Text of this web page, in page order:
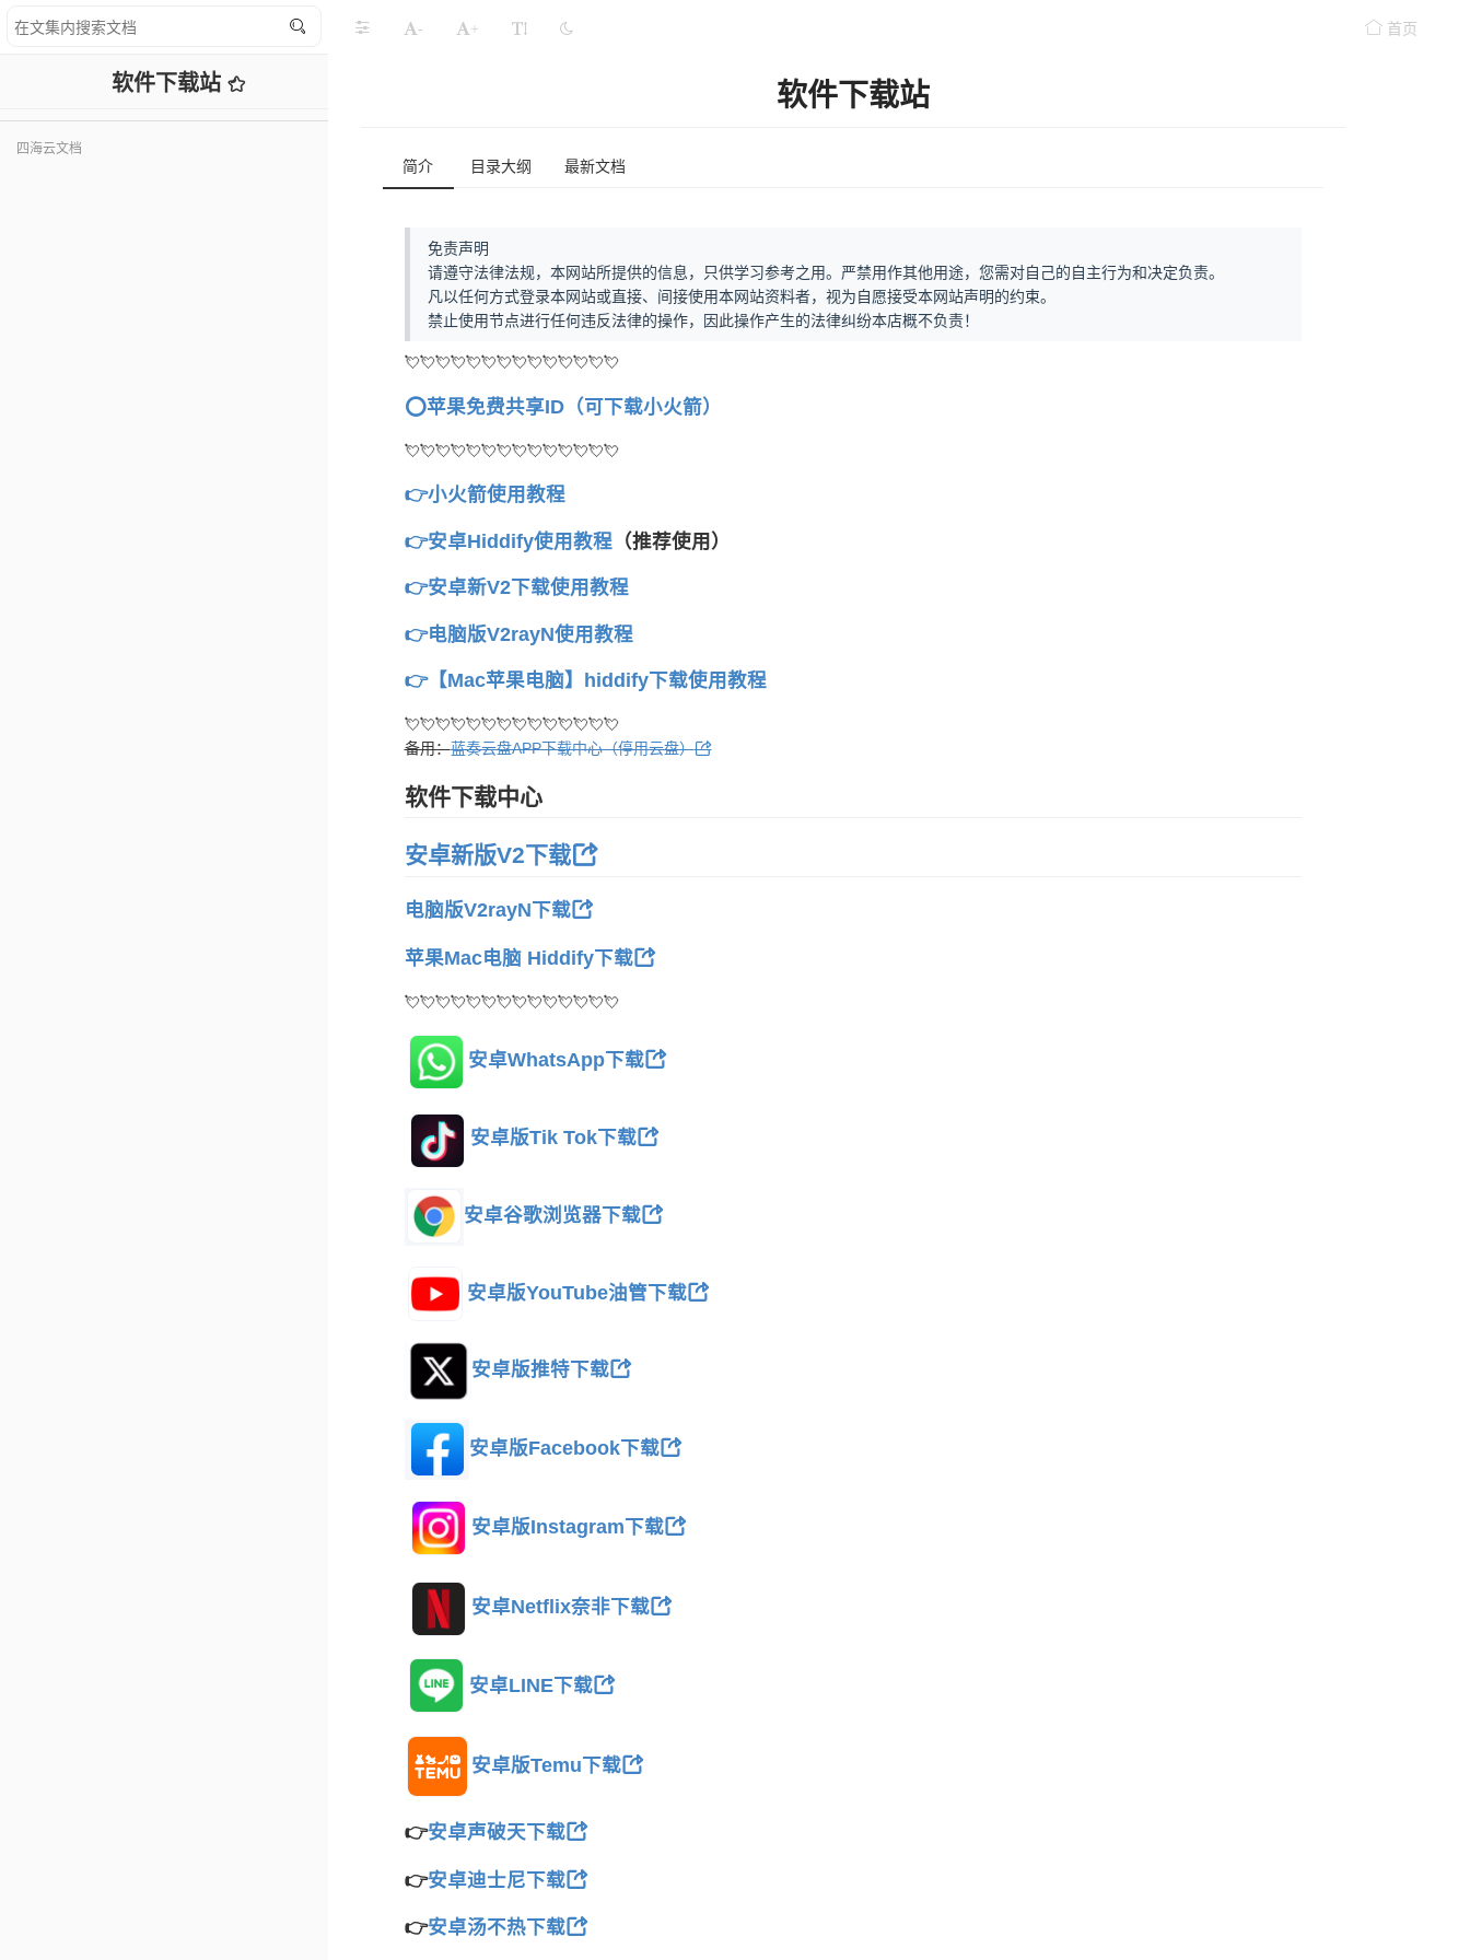
软件下载站
四海云文档
- + 首页
软件下载站
简介 目录大纲 最新文档
免责声明
请遵守法律法规，本网站所提供的信息，只供学习参考之用。严禁用作其他用途，您需对自己的自主行为和决定负责。
凡以任何方式登录本网站或直接、间接使用本网站资料者，视为自愿接受本网站声明的约束。
禁止使用节点进行任何违反法律的操作，因此操作产生的法律纠纷本店概不负责！
💘💘💘💘💘💘💘💘💘💘💘💘💘💘
⭕️苹果免费共享ID（可下载小火箭）
💘💘💘💘💘💘💘💘💘💘💘💘💘💘
👉小火箭使用教程
👉安卓Hiddify使用教程（推荐使用）
👉安卓新V2下载使用教程
👉电脑版V2rayN使用教程
👉【Mac苹果电脑】hiddify下载使用教程
💘💘💘💘💘💘💘💘💘💘💘💘💘💘
备用：蓝奏云盘APP下载中心（停用云盘）
软件下载中心
安卓新版V2下载
电脑版V2rayN下载
苹果Mac电脑 Hiddify下载
💘💘💘💘💘💘💘💘💘💘💘💘💘💘
安卓WhatsApp下载
安卓版Tik Tok下载
安卓谷歌浏览器下载
安卓版YouTube油管下载
安卓版推特下载
安卓版Facebook下载
安卓版Instagram下载
安卓Netflix奈非下载
安卓LINE下载
安卓版Temu下载
👉安卓声破天下载
👉安卓迪士尼下载
👉安卓汤不热下载